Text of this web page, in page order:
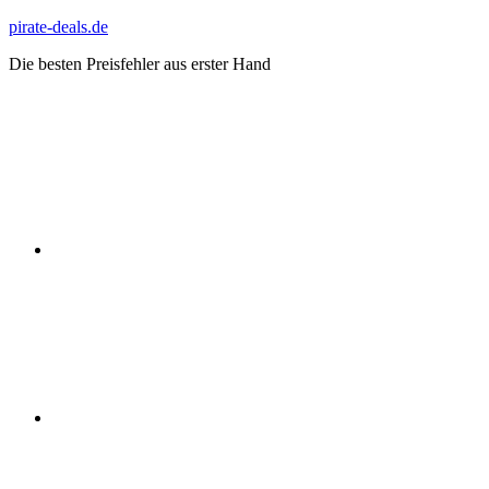
Zum
springen
pirate-deals.de
Die besten Preisfehler aus erster Hand